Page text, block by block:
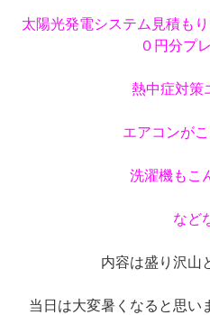
太陽光発電システム見積も
０円分プ
熱中症対策
エアコンが
洗濯機もこ
など
内容は盛り沢山
当日は大変暑くなると思い